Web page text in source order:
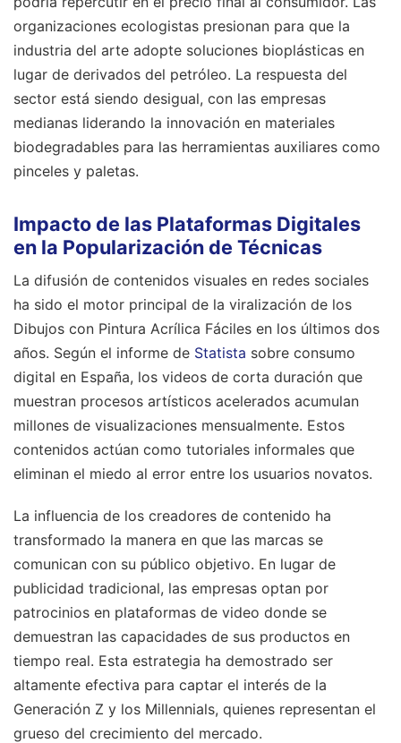
organizaciones ecologistas presionan para que la
industria del arte adopte soluciones bioplásticas en
lugar de derivados del petróleo. La respuesta del
sector está siendo desigual, con las empresas
medianas liderando la innovación en materiales
biodegradables para las herramientas auxiliares como
pinceles y paletas.
Impacto de las Plataformas Digitales
en la Popularización de Técnicas
La difusión de contenidos visuales en redes sociales
ha sido el motor principal de la viralización de los
Dibujos con Pintura Acrílica Fáciles en los últimos dos
años. Según el informe de Statista sobre consumo
digital en España, los videos de corta duración que
muestran procesos artísticos acelerados acumulan
millones de visualizaciones mensualmente. Estos
contenidos actúan como tutoriales informales que
eliminan el miedo al error entre los usuarios novatos.
La influencia de los creadores de contenido ha
transformado la manera en que las marcas se
comunican con su público objetivo. En lugar de
publicidad tradicional, las empresas optan por
patrocinios en plataformas de video donde se
demuestran las capacidades de sus productos en
tiempo real. Esta estrategia ha demostrado ser
altamente efectiva para captar el interés de la
Generación Z y los Millennials, quienes representan el
grueso del crecimiento del mercado.